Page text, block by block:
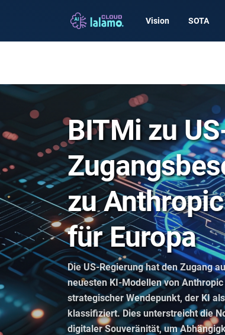
Vision SOTA
BITMi zu
zu
für Europa
Die US-Regierung hat den Zugang
neuesten KI-Modellen von
strategischer Wendepunkt, der KI
klassifiziert. Dies unterstreicht die
digitaler Souveränität, um